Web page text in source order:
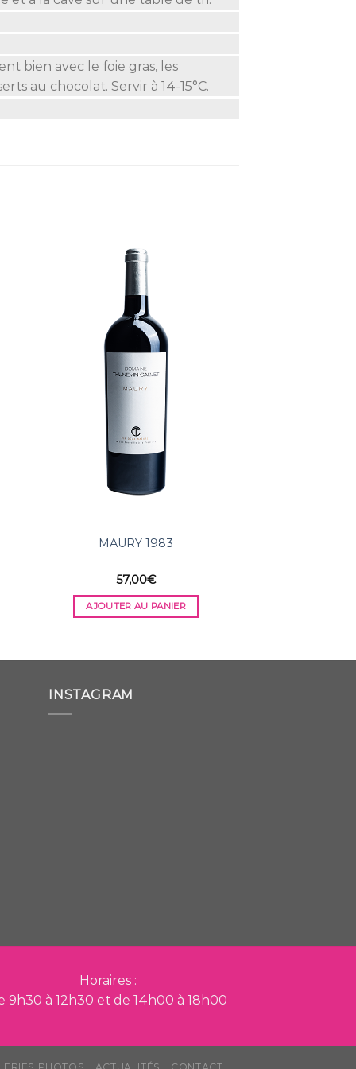
bien avec le foie gras, les
au chocolat. Servir à 14-15°C.
MAURY 1983
57,00€
AJOUTER AU PANIER
INSTAGRAM
Horaires :
9h30 à 12h30 et de 14h00 à 18h00